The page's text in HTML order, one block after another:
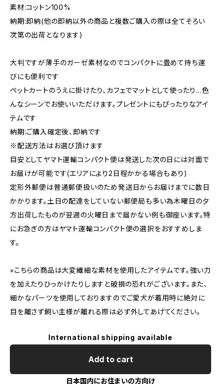
素材:コットン100%
納期:即納(他の即納以外の商品と複数ご購入の際は全てそろい
次第の出荷となります)
大判ですが薄手のガーゼ素材なのでコンパクトに畳めて持ち運
びにも便利です
ペットカートのうえに掛けたり、カフェでマットとして使ったり…色
んなシーンでお使いいただけます。プレゼントにもぴったりなアイ
テムです
納期:ご購入確定後、即納です
※配送方法はお選び頂けます
目安としてヤマト運輸コンパクト便は発送した次の日には対面で
お届けが可能です(エリアにより2日程かかる場合もあり)
定形外郵便は普通郵便扱いのため発送日からお届けまでに数日
かかります。土日の配達をしていない郵便局も多い為木曜日の夕
方出荷したものが翌週の火曜日まで届かない例も御座います。特
にお急ぎの方はヤマト運輸コンパクト便の選択をおすすめしま
す。
⭐︎こちらの商品は大変繊細な素材を使用したアイテムです。強い力
を加えたりひっかけたりしますと破損の恐れがございます。また、
細かなパーツを使用しておりますのでご愛犬が着用時に絶対に
目を離さず飼い主様が離れる際は必ず外してあげてください。
International shipping available
Add to cart
日本国内にお住まいの方向け